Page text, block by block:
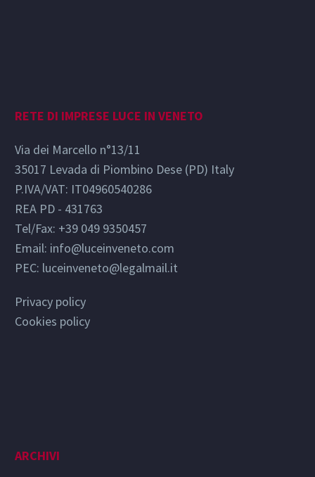
RETE DI IMPRESE LUCE IN VENETO
Via dei Marcello n°13/11
35017 Levada di Piombino Dese (PD) Italy
P.IVA/VAT: IT04960540286
REA PD - 431763
Tel/Fax: +39 049 9350457
Email: info@luceinveneto.com
PEC: luceinveneto@legalmail.it
Privacy policy
Cookies policy
ARCHIVI